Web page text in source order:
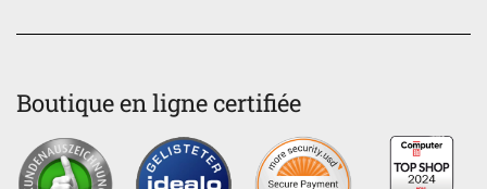
Boutique en ligne certifiée